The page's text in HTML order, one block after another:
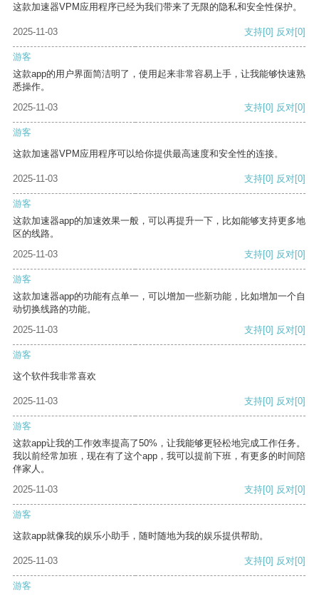
这款加速器VPM应用程序已经为我们带来了无限的隐私和安全性保护。
2025-11-03 支持[0] 反对[0]
游客
这款app的用户界面简洁明了，使用起来非常容易上手，让我能够快速熟
悉操作。
2025-11-03
支持[0] 反对[0]
游客
这款加速器VPM应用程序可以给你提供最高速度和安全性的连接。
2025-11-03 支持[0] 反对[0]
游客
这款加速器app的加速效果一般，可以再提升一下，比如能够支持更多地
区的线路。
2025-11-03
支持[0] 反对[0]
游客
这款加速器app的功能有点单一，可以增加一些新功能，比如增加一个自
动切换线路的功能。
2025-11-03
支持[0] 反对[0]
游客
这个软件我非常喜欢
2025-11-03 支持[0] 反对[0]
游客
这款app让我的工作效率提高了50%，让我能够更轻松地完成工作任务。
我以前经常加班，现在有了这个app，我可以提前下班，有更多的时间陪
伴家人。
2025-11-03
支持[0] 反对[0]
游客
这款app就像我的娱乐小助手，随时随地为我的娱乐提供帮助。
2025-11-03 支持[0] 反对[0]
游客